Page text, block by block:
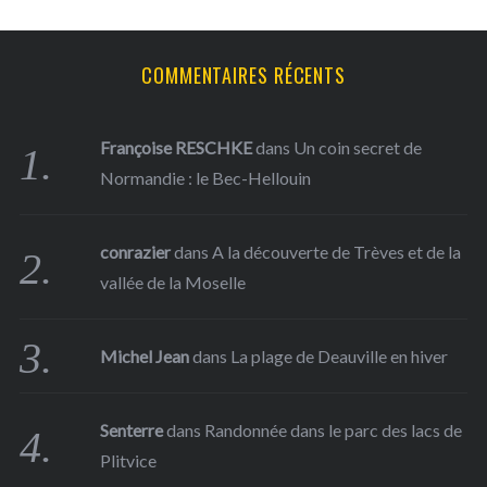
COMMENTAIRES RÉCENTS
Françoise RESCHKEdans Un coin secret de
Normandie : le Bec-Hellouin
conrazierdansA la découverte de Trèves et de la
vallée de la Moselle
Michel Jeandans La plage de Deauville en hiver
Senterredans Randonnée dans le parc des lacs de
Plitvice